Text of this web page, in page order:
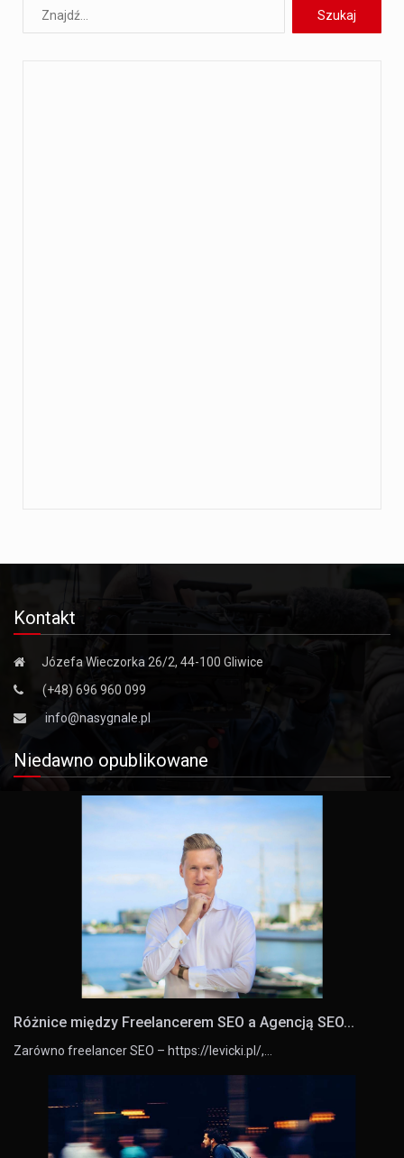
Kontakt
Józefa Wieczorka 26/2, 44-100 Gliwice
(+48) 696 960 099
info@nasygnale.pl
Niedawno opublikowane
Różnice między Freelancerem SEO a Agencją SEO...
Zarówno freelancer SEO – https://levicki.pl/,…